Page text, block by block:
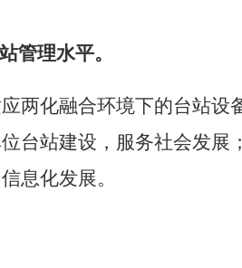
管理水平。
两化融合环境下的台站设
台站建设，服务社会发
息化发展。